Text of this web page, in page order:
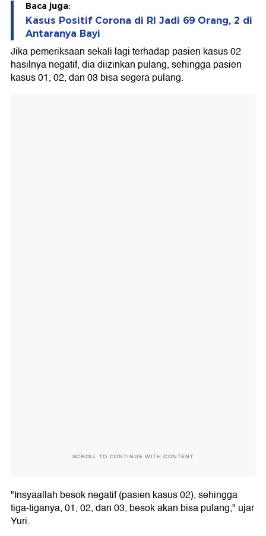
Baca juga:
Kasus Positif Corona di RI Jadi 69 Orang, 2 di
Antaranya Bayi
Jika pemeriksaan sekali lagi terhadap pasien kasus 02
hasilnya negatif, dia diizinkan pulang, sehingga pasien
kasus 01, 02, dan 03 bisa segera pulang.
SCROLL TO CONTINUE WITH CONTENT
"Insyaallah besok negatif (pasien kasus 02), sehingga
tiga-tiganya, 01, 02, dan 03, besok akan bisa pulang," ujar
Yuri.